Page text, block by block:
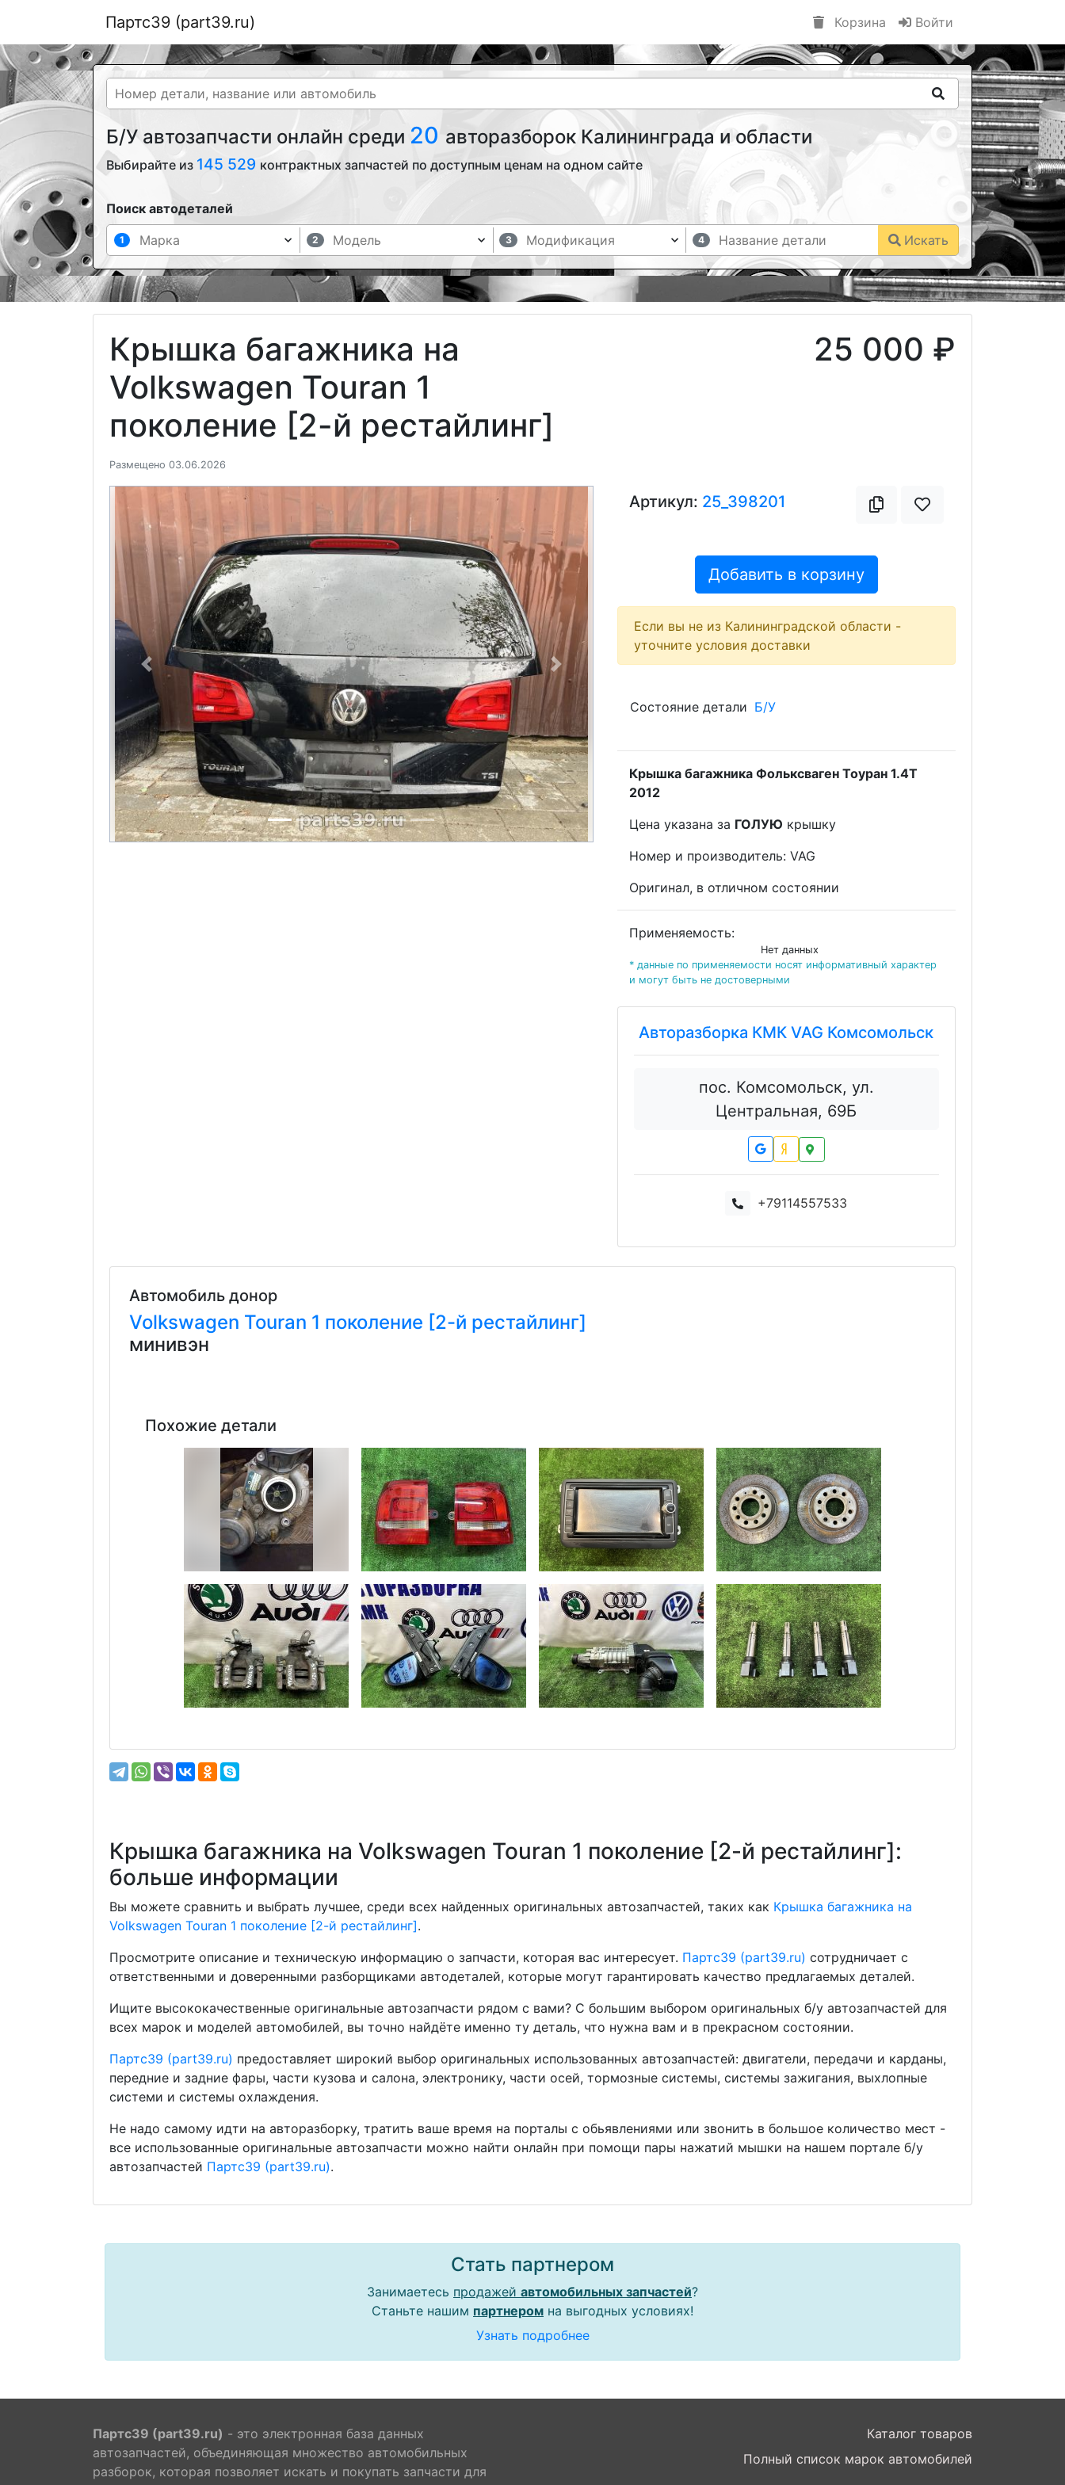
Партс39 (part39.ru) Корзина Войти
Б/У автозапчасти онлайн среди 20 авторазборок Калининграда и области
Выбирайте из 145 529 контрактных запчастей по доступным ценам на одном сайте
Поиск автодеталей
1 2 3 4 Искать
Крышка багажника на
Volkswagen Touran 1
поколение [2-й рестайлинг]
Размещено 03.06.2026
25 000 ₽
Previous Next
Артикул: 25_398201
Добавить в корзину
Если вы не из Калининградской области -
уточните условия доставки
Состояние детали Б/У
Крышка багажника Фольксваген Тоуран 1.4T
2012
Цена указана за ГОЛУЮ крышку
Номеp и пpoизвoдитeль: VAG
Оригинал, в отличном состоянии
Применяемость:
Нет данных
* данные по применяемости носят информативный характер
и могут быть не достоверными
Авторазборка КМК VAG Комсомольск
пос. Комсомольск, ул.
Центральная, 69Б
+79114557533
Автомобиль донор
Volkswagen Touran 1 поколение [2-й рестайлинг]
минивэн
Похожие детали
Крышка багажника на Volkswagen Touran 1 поколение [2-й рестайлинг]:
больше информации
Вы можете сравнить и выбрать лучшее, среди всех найденных оригинальных автозапчастей, таких как Крышка багажника на
Volkswagen Touran 1 поколение [2-й рестайлинг].
Просмотрите описание и техническую информацию о запчасти, которая вас интересует. Партс39 (part39.ru) сотрудничает с
ответственными и доверенными разборщиками автодеталей, которые могут гарантировать качество предлагаемых деталей.
Ищите высококачественные оригинальные автозапчасти рядом с вами? С большим выбором оригинальных б/у автозапчастей для
всех марок и моделей автомобилей, вы точно найдёте именно ту деталь, что нужна вам и в прекрасном состоянии.
Партс39 (part39.ru) предоставляет широкий выбор оригинальных использованных автозапчастей: двигатели, передачи и карданы,
передние и задние фары, части кузова и салона, электронику, части осей, тормозные системы, системы зажигания, выхлопные
системи и системы охлаждения.
Не надо самому идти на авторазборку, тратить ваше время на порталы с обьявлениями или звонить в большое количество мест -
все использованные оригинальные автозапчасти можно найти онлайн при помощи пары нажатий мышки на нашем портале б/у
автозапчастей Партс39 (part39.ru).
Стать партнером
Занимаетесь продажей автомобильных запчастей?
Станьте нашим партнером на выгодных условиях!
Узнать подробнее
Партс39 (part39.ru) - это электронная база данных
автозапчастей, объединяющая множество автомобильных
разборок, которая позволяет искать и покупать запчасти для
Каталог товаров
Полный список марок автомобилей